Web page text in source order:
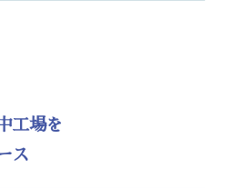
工場を
ス